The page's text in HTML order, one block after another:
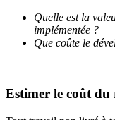
Quelle est la
implémentée ?
Que coûte le
Estimer le coût du